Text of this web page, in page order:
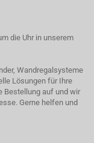
die Uhr in unserem
Wandregalsysteme
Lösungen für Ihre
Bestellung auf und wir
Gerne helfen und